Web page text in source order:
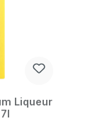
Liqueur